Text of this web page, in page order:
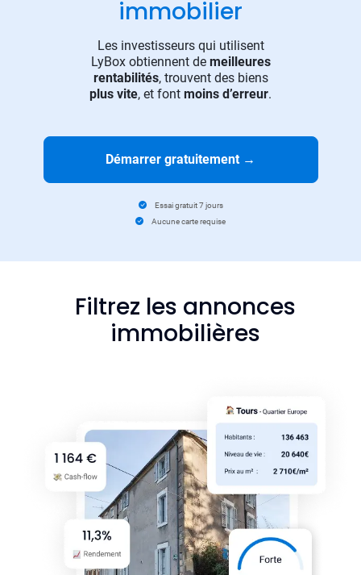
immobilier
Les investisseurs qui utilisent
LyBox obtiennent de meilleures
rentabilités, trouvent des biens
plus vite, et font moins d’erreur.
Démarrer gratuitement →
Essai gratuit 7 jours
Aucune carte requise
Filtrez les annonces
immobilières